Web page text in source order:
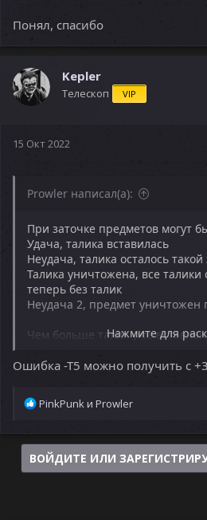
Понял, спасибо
Kepler
Телескоп VIP
15 Окт 2022
Prowler написал(а):
При заточке предметов могут
Удача, талика вставилась
Неудача, талика осталось
Талика уничтожена, все
теперь без талик
Неудача 2, предмет уничтожен
Чем больше талик уже
точится намного легче, чем +4.
Чтобы увеличивать шансы
использовать камни для
можно получить т3 ресурсы
Нажмите для
Ошибка -Т5 можно получить с
Р
а
к
ц
и
PinkPunk и Prowler
ВОЙДИТЕ ИЛИ